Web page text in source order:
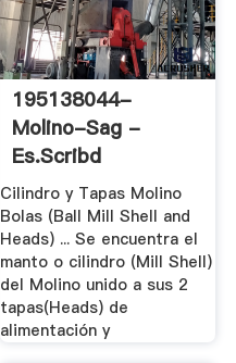
195138044-
Molino-Sag -
Es.scribd
Cilindro y Tapas Molino
Bolas (Ball Mill Shell and
Heads) ... Se encuentra el
manto o cilindro (Mill Shell)
del Molino unido a sus 2
tapas(Heads) de
alimentación y